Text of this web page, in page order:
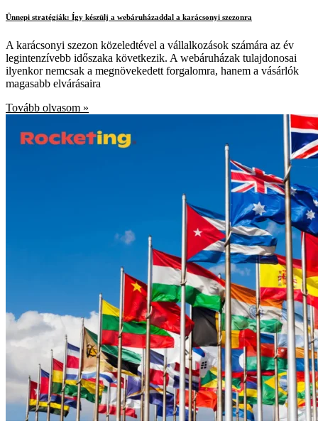
Ünnepi stratégiák: Így készülj a webáruházaddal a karácsonyi szezonra
A karácsonyi szezon közeledtével a vállalkozások számára az év
legintenzívebb időszaka következik. A webáruházak tulajdonosai
ilyenkor nemcsak a megnövekedett forgalomra, hanem a vásárlók
magasabb elvárásaira
Tovább olvasom »